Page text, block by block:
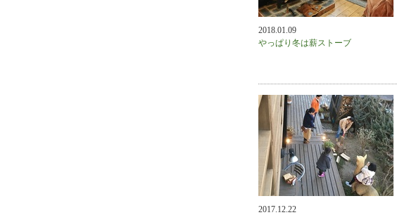
2018.01.09
やっぱり冬は薪ストーブ
2017.12.22